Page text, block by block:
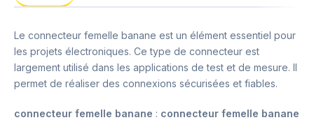
Le connecteur femelle banane est un élément essentiel pour
les projets électroniques. Ce type de connecteur est
largement utilisé dans les applications de test et de mesure. Il
permet de réaliser des connexions sécurisées et fiables.
connecteur femelle banane : connecteur femelle banane